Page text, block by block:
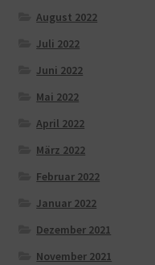
August 2022
Juli 2022
Juni 2022
Mai 2022
April 2022
März 2022
Februar 2022
Januar 2022
Dezember 2021
November 2021